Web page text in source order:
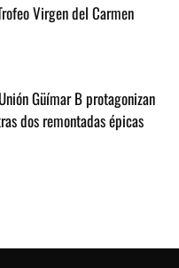
Virgen del Carmen
Güímar B protagonizan
dos remontadas épicas